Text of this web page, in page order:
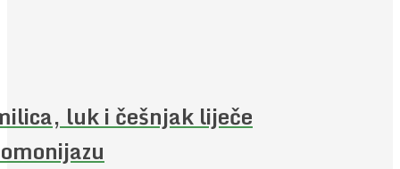
luk i češnjak liječe